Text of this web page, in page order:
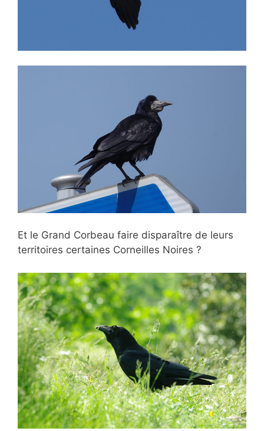
Et le Grand Corbeau faire disparaître de leurs
territoires certaines Corneilles Noires ?